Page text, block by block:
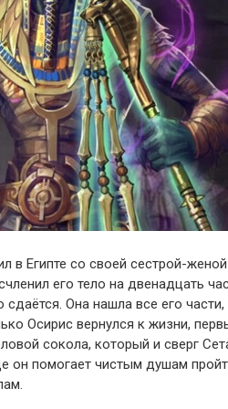
в Египте со своей сестрой-
его тело на двенадцать
сдаётся. Она нашла все его
Осирис вернулся к жизни,
сокола, который и сверг
он помогает чистым душам